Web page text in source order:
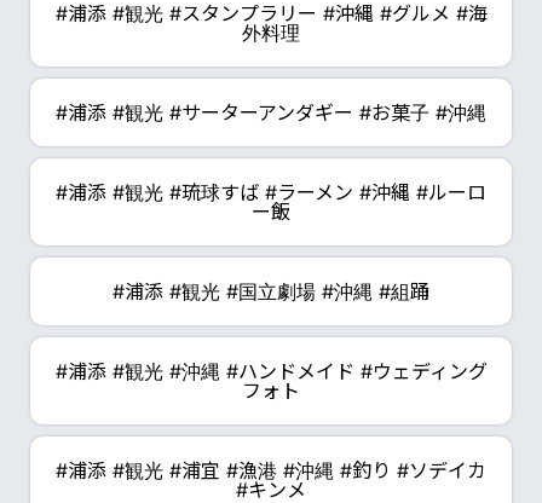
#浦添 #観光 #スタンプラリー #沖縄 #グルメ #海
外料理
#浦添 #観光 #サーターアンダギー #お菓子 #沖縄
#浦添 #観光 #琉球すば #ラーメン #沖縄 #ルーロ
ー飯
#浦添 #観光 #国立劇場 #沖縄 #組踊
#浦添 #観光 #沖縄 #ハンドメイド #ウェディング
フォト
#浦添 #観光 #浦宜 #漁港 #沖縄 #釣り #ソデイカ
#キンメ